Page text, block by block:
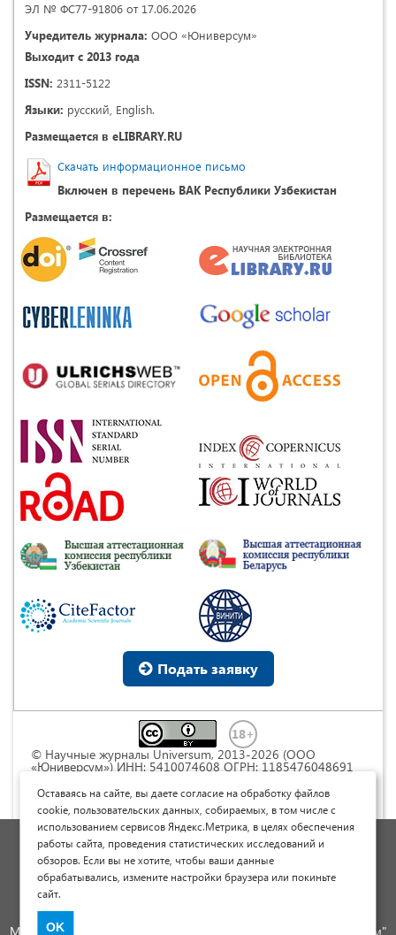
ЭЛ № ФС77-91806 от 17.06.2026
Учредитель журнала: ООО «Юниверсум»
Выходит с 2013 года
ISSN: 2311-5122
Языки: русский, English.
Размещается в eLIBRARY.RU
Скачать информационное письмо
Включен в перечень ВАК Республики Узбекистан
Размещается в:
Подать заявку
© Научные журналы Universum, 2013-2026 (ООО
«Юниверсум») ИНН: 5410074608 ОГРН: 1185476048691
Commons « Attribution» («Атрибуция») 4.0
Непортированная
Политика обработки персональных данных
Договор оферты
Опубликовать научную статью
Международный научно-исследовательский журнал "Юниверсум"
Оставаясь на сайте, вы даете согласие на обработку файлов
cookie, пользовательских данных, собираемых, в том числе с
использованием сервисов Яндекс.Метрика, в целях обеспечения
работы сайта, проведения статистических исследований и
обзоров. Если вы не хотите, чтобы ваши данные
обрабатывались, измените настройки браузера или покиньте
сайт.
OK